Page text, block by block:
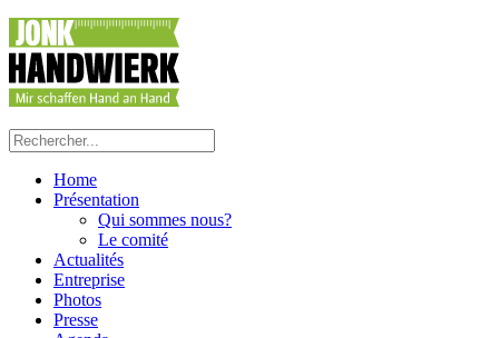
Home
Présentation
Qui sommes nous?
Le comité
Actualités
Entreprise
Photos
Presse